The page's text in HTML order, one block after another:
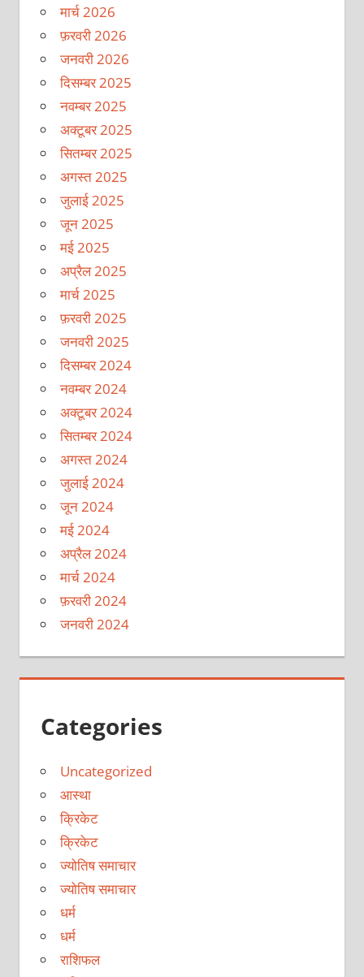
मार्च 2026
फ़रवरी 2026
जनवरी 2026
दिसम्बर 2025
नवम्बर 2025
अक्टूबर 2025
सितम्बर 2025
अगस्त 2025
जुलाई 2025
जून 2025
मई 2025
अप्रैल 2025
मार्च 2025
फ़रवरी 2025
जनवरी 2025
दिसम्बर 2024
नवम्बर 2024
अक्टूबर 2024
सितम्बर 2024
अगस्त 2024
जुलाई 2024
जून 2024
मई 2024
अप्रैल 2024
मार्च 2024
फ़रवरी 2024
जनवरी 2024
Categories
Uncategorized
आस्था
क्रिकेट
क्रिकेट
ज्योतिष समाचार
ज्योतिष समाचार
धर्म
धर्म
राशिफल